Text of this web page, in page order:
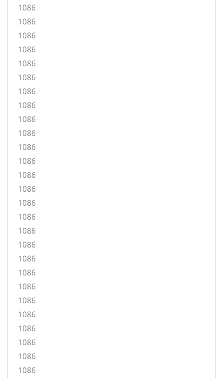
1086
1086
1086
1086
1086
1086
1086
1086
1086
1086
1086
1086
1086
1086
1086
1086
1086
1086
1086
1086
1086
1086
1086
1086
1086
1086
1086